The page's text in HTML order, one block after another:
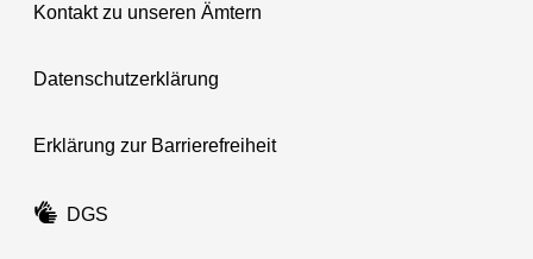
Kontakt zu unseren Ämtern
Datenschutzerklärung
Erklärung zur Barrierefreiheit
DGS